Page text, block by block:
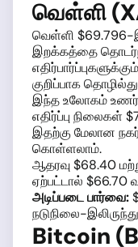
வெள்ளி
வெள்ளி $69.796-
இறக்கத்தை
குறிப்பாக
இந்த உலோகம்
எதிர்ப்பு நிலைகள்
இதற்கு மேலான
கொள்ளலாம்.
ஆதரவு $68.40
ஏற்பட்டால் $66.70
அடிப்படை பார்வை:
நடுநிலை-
Bitcoin